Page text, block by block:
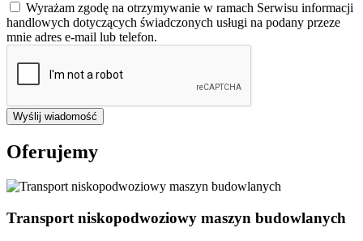
Wyrażam zgodę na otrzymywanie w ramach Serwisu informacji
handlowych dotyczących świadczonych usługi na podany przeze
mnie adres e-mail lub telefon.
Wyślij wiadomość
Oferujemy
Transport niskopodwoziowy maszyn budowlanych